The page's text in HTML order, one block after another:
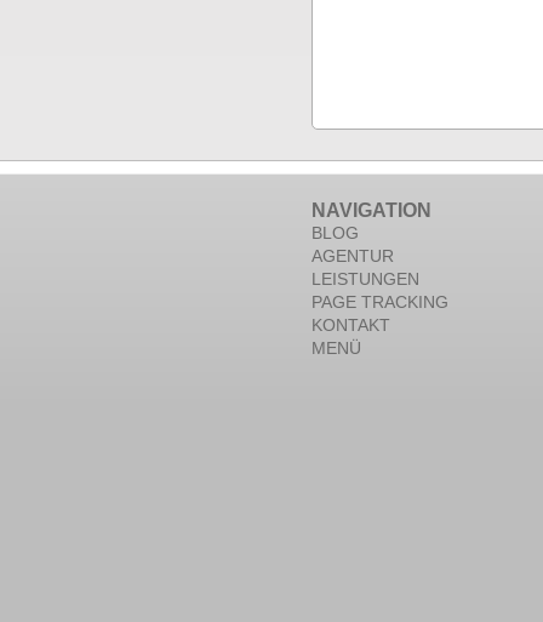
NAVIGATION
BLOG
AGENTUR
LEISTUNGEN
PAGE TRACKING
KONTAKT
MENÜ